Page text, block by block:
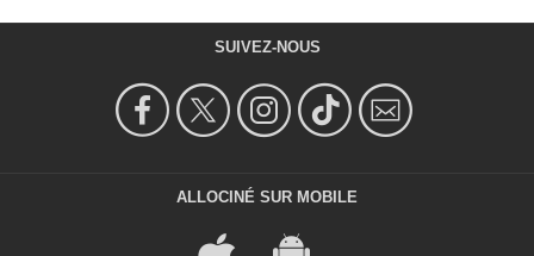
SUIVEZ-NOUS
ALLOCINÉ SUR MOBILE